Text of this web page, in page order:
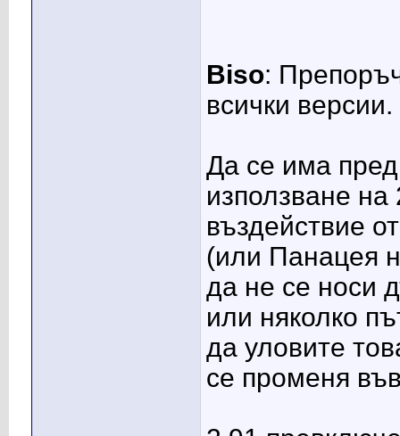
Biso:
всички
Да се има
използване
въздействие
(или Панацея
да не се носи
или няколко
да уловите
се променя